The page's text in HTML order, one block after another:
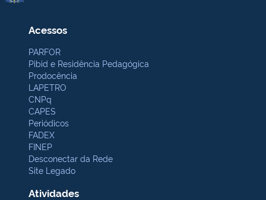
Acessos
PARFOR
Pibid e Residência Pedagógica
Prodocência
LAPETRO
CNPq
CAPES
Periódicos
FADEX
FINEP
Desconectar da Rede
Site Legado
Atividades